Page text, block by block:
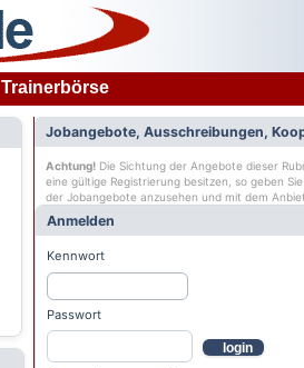
Trainerbörse
Jobangebote, Ausschreibungen,
Achtung! Die Sichtung der Angebote dieser
eine gültige Registrierung besitzen, so geben
der Jobangebote anzusehen und mit dem
Anmelden
Kennwort
Passwort
login